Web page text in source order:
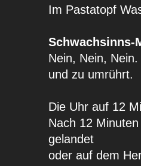
Im Pastatopf
Schwachsinns-
Nein, Nein,
und zu umrührt.
Die Uhr auf 12
Nach 12
gelandet
oder auf dem